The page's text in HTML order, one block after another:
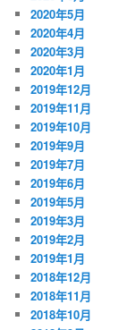
2020年5月
2020年4月
2020年3月
2020年1月
2019年12月
2019年11月
2019年10月
2019年9月
2019年7月
2019年6月
2019年5月
2019年3月
2019年2月
2019年1月
2018年12月
2018年11月
2018年10月